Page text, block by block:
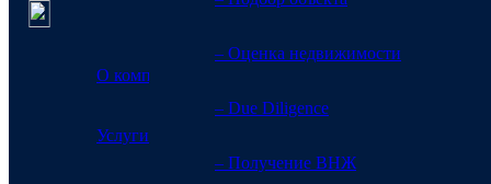
О компании
Услуги
– Оценка недвижимости
– Due Diligence
– Получение ВНЖ
Как вкладывать